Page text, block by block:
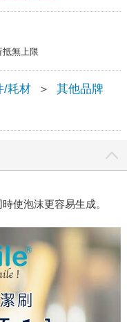
抵無上限
/耗材 ＞ 其他品牌
使泡沫更容易生成。